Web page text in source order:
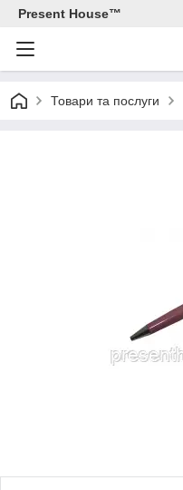
Present House™
Товари та послуги